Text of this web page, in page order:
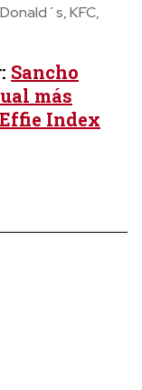
KFC,
Sancho
más
Index